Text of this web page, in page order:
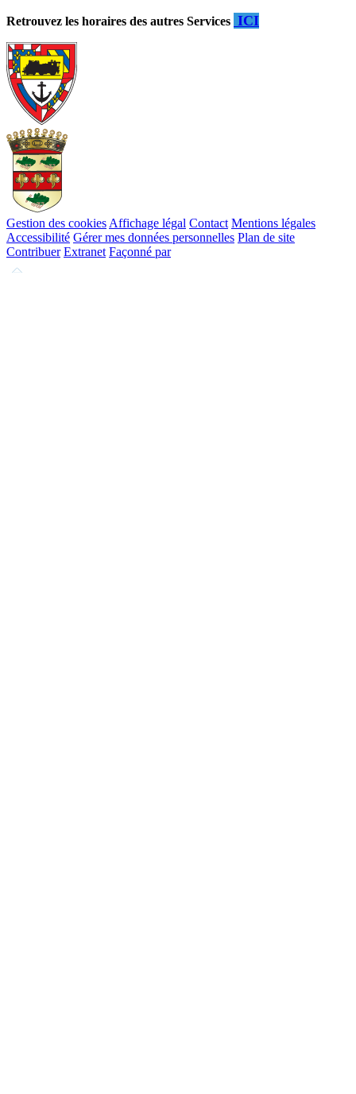
Retrouvez les horaires des autres Services ICI
Gestion des cookies Affichage légal Contact Mentions légales
Accessibilité Gérer mes données personnelles Plan de site
Contribuer Extranet Façonné par